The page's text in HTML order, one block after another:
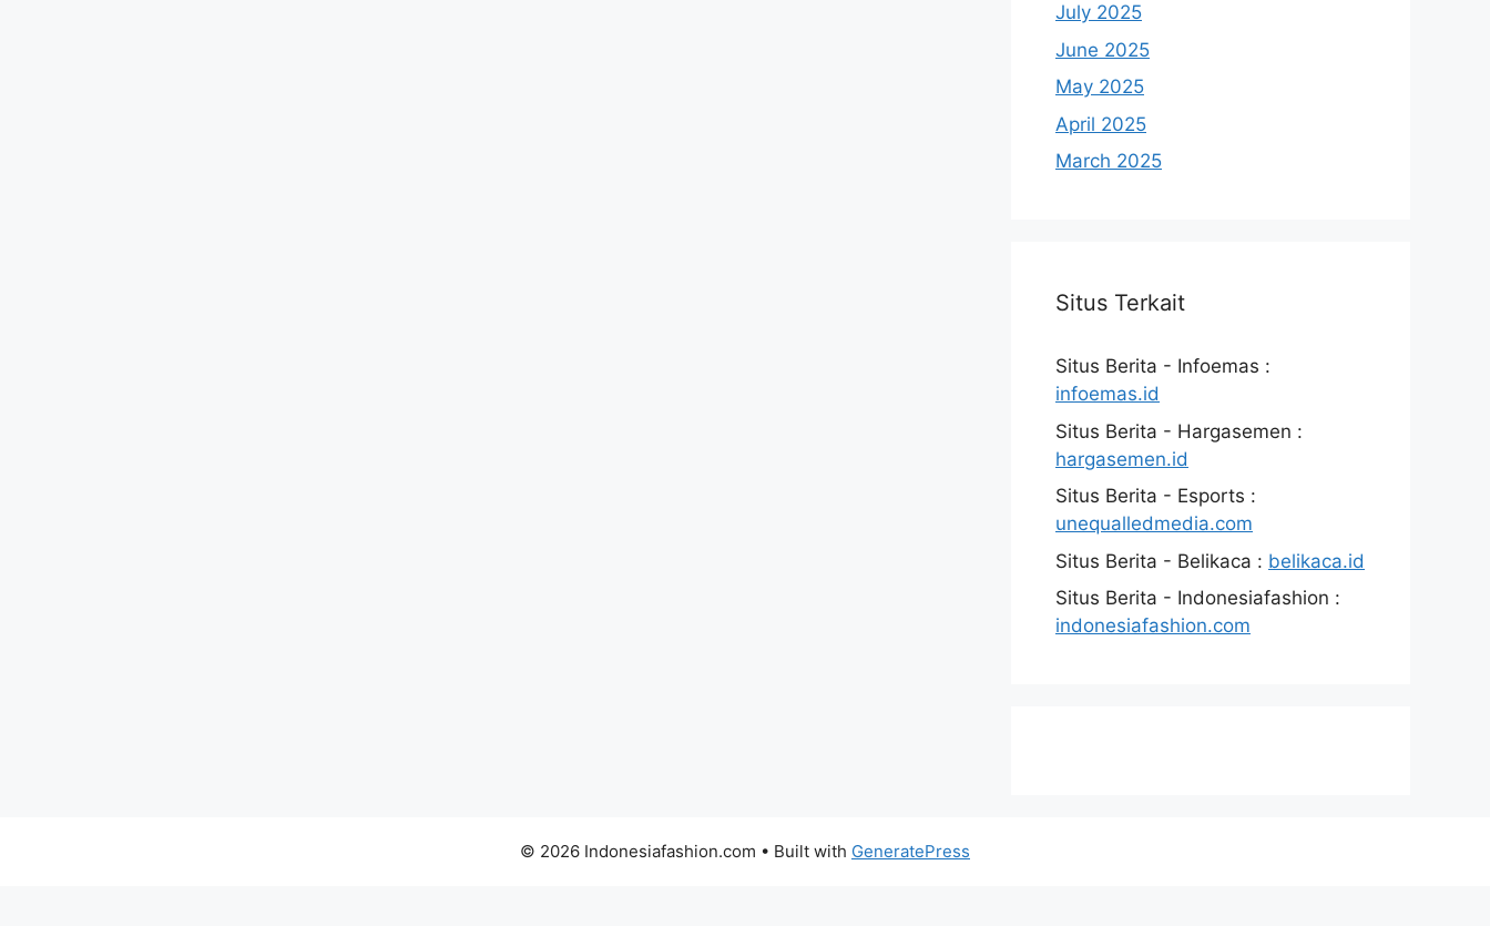
July 2025
June 2025
May 2025
April 2025
March 2025
Situs Terkait
Situs Berita - Infoemas :
infoemas.id
Situs Berita - Hargasemen :
hargasemen.id
Situs Berita - Esports :
unequalledmedia.com
Situs Berita - Belikaca : belikaca.id
Situs Berita - Indonesiafashion :
indonesiafashion.com
© 2026 Indonesiafashion.com • Built with GeneratePress